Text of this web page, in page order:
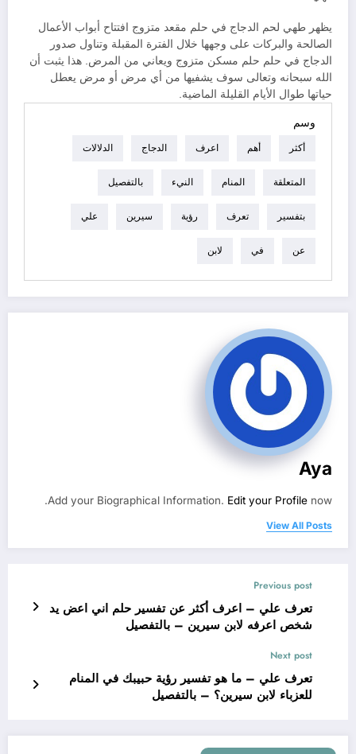
يظهر طهي لحم الدجاج في حلم مقعد متزوج افتتاح أبواب الأعمال
الصالحة والبركات على وجهها خلال الفترة المقبلة وتناول صدور
الدجاج في حلم حلم مسكن متزوج ويعاني من المرض. هذا يثبت أن
الله سبحانه وتعالى سوف يشفيها من أي مرض أو مرض يعطل
حياتها طوال الأيام القليلة الماضية.
وسم
أكثر أهم اعرف الدجاج الدلالات
المتعلقة المنام النيء بالتفصيل
بتفسير تعرف رؤية سيرين علي
عن في لابن
Aya
Add your Biographical Information. Edit your Profile now.
View All Posts
Previous post
تعرف علي – اعرف أكثر عن تفسير حلم اني اعض يد
شخص اعرفه لابن سيرين – بالتفصيل
Next post
تعرف علي – ما هو تفسير رؤية حبيبك في المنام
للعزباء لابن سيرين؟ – بالتفصيل